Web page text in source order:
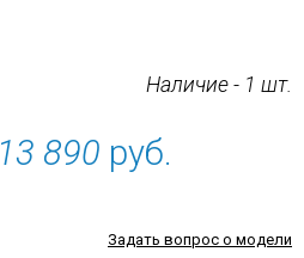
Наличие - 1 шт.
13 890 руб.
Задать вопрос о модели